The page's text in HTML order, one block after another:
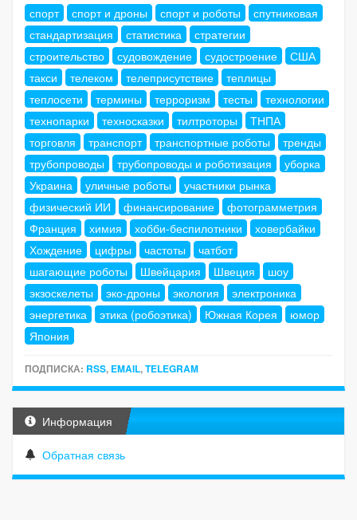
спорт
спорт и дроны спорт и роботы
спутниковая
стандартизация
статистика
стратегии
строительство
судовождение судостроение
США
такси
телеком телеприсутствие
теплицы
теплосети
термины терроризм тесты
технологии
технопарки
техносказки тилтроторы
ТНПА
торговля
транспорт транспортные роботы
тренды
трубопроводы
трубопроводы и роботизация
уборка
Украина
уличные роботы
участники рынка
физический ИИ
финансирование
фотограмметрия
Франция
химия хобби-беспилотники
ховербайки
Хождение
цифры частоты
чатбот
шагающие роботы
Швейцария Швеция
шоу
экзоскелеты
эко-дроны экология
электроника
энергетика
этика (робоэтика) Южная Корея
юмор
Япония
ПОДПИСКА: RSS, EMAIL,TELEGRAM
Информация
Обратная связь